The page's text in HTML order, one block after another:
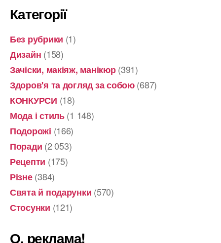
Категорії
Без рубрики (1)
Дизайн (158)
Зачіски, макіяж, манікюр(391)
Здоров'я та догляд за собою(687)
КОНКУРСИ (18)
Мода і стиль(1 148)
Подорожі (166)
Поради (2 053)
Рецепти (175)
Різне(384)
Свята й подарунки (570)
Стосунки (121)
О, реклама!